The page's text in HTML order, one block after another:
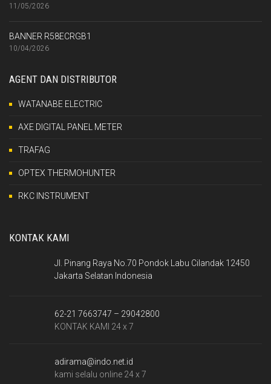
11/05/2026
BANNER R58ECRGB1
10/04/2026
AGENT DAN DISTRIBUTOR
WATANABE ELECTRIC
AXE DIGITAL PANEL METER
TRAFAG
OPTEX THERMOHUNTER
RKC INSTRUMENT
KONTAK KAMI
Jl. Pinang Raya No.70 Pondok Labu Cilandak 12450
Jakarta Selatan Indonesia
62-21 7663747 – 29042800
KONTAK KAMI 24 x 7
adirama@indo.net.id
kami selalu online 24 x 7